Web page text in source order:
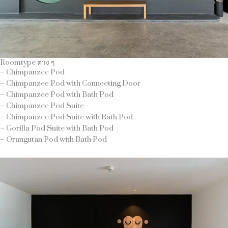
Roomtype ต่าง ๆ
– Chimpanzee Pod
– Chimpanzee Pod with Connecting Door
– Chimpanzee Pod with Bath Pod
– Chimpanzee Pod Suite
– Chimpanzee Pod Suite with Bath Pod
– Gorilla Pod Suite with Bath Pod
– Orangutan Pod with Bath Pod